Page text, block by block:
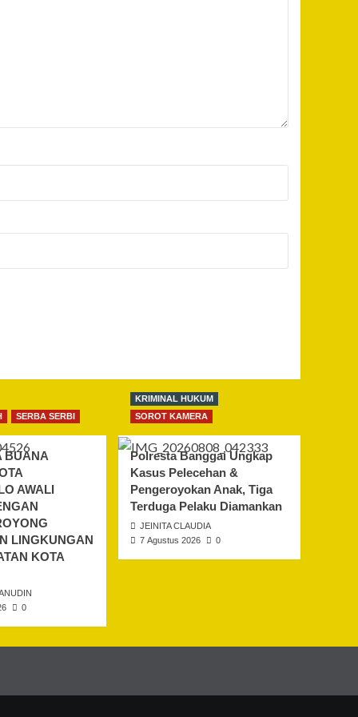
SERBA SERBI
BUANA
AWALI
LINGKUNGAN
KOTA
0
KRIMINAL HUKUM
SOROT KAMERA
Polresta Banggai Ungkap
Kasus Pelecehan &
Pengeroyokan Anak, Tiga
Terduga Pelaku Diamankan
JEINITA CLAUDIA
7 Agustus 2026
0